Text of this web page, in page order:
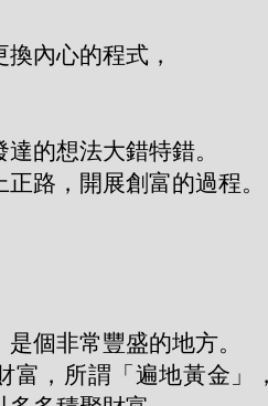
內心的程式，
的想法大錯特錯。
路，開展創富的過程。
個非常豐盛的地方。
富，所謂「遍地黃金」